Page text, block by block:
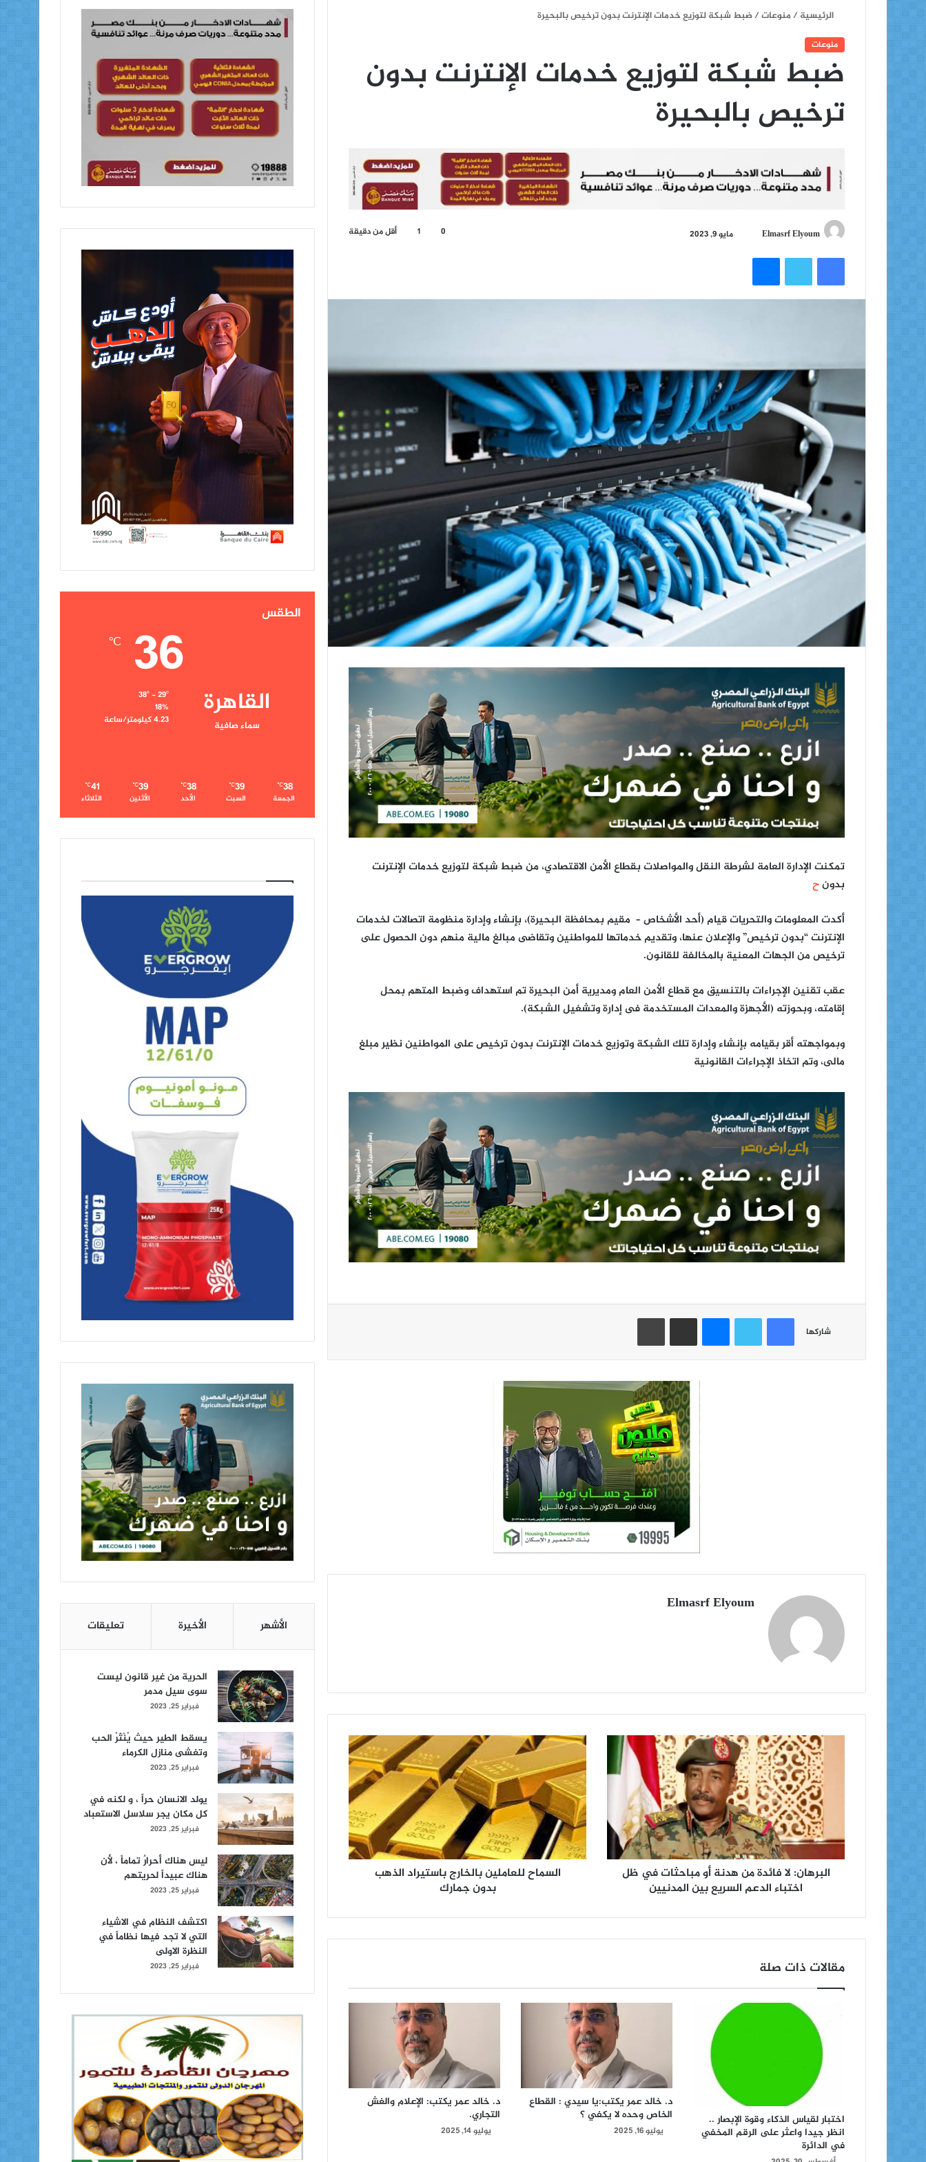
الرئيسية/منوعات/ضبط شبكة لتوزيع خدمات الإنترنت بدون ترخيص بالبحيرة
منوعات
ضبط شبكة لتوزيع خدمات الإنترنت بدون
ترخيص بالبحيرة
Elmasrf Elyoum
ب
إ
ل
ك
ن
ي
ا
مايو 9, 2023 0
1 أقل من دقيقة
فيسبوك
تمكنت الإدارة العامة لشرطة النقل والمواصلات بقطاع الأمن الاقتصادي، من ضبط شبكة لتوزيع خدمات الإنترنت
بدونح
أكدت المعلومات والتحريات قيام (أحد الأشخاص – مقيم بمحافظة البحيرة)، بإنشاء وإدارة منظومة اتصالات لخدمات
الإنترنت “بدون ترخيص” والإعلان عنها، وتقديم خدماتها للمواطنين وتقاضى مبالغ مالية منهم دون الحصول على
ترخيص من الجهات المعنية بالمخالفة للقانون.
عقب تقنين الإجراءات بالتنسيق مع قطاع الأمن العام ومديرية أمن البحيرة تم استهداف وضبط المتهم بمحل
إقامته، وبحوزته (الأجهزة والمعدات المستخدمة فى إدارة وتشغيل الشبكة).
وبمواجهته أقر بقيامه بإنشاء وإدارة تلك الشبكة وتوزيع خدمات الإنترنت بدون ترخيص على المواطنين نظير مبلغ
مالى، وتم اتخاذ الإجراءات القانونية
شاركها
فيسبوك مشاركة عبر البريد
Elmasrf Elyoum
البرهان: لا فائدة من هدنة أو مباحثات في ظل
اختباء الدعم السريع بين المدنيين
السماح للعاملين بالخارج باستيراد الذهب
بدون جمارك
مقالات ذات صلة
اختبار لقياس الذكاء وقوة الإبصار ..
انظر جيدا واعثر على الرقم المخفي
في الدائرة
د. خالد عمر يكتب:يا سيدي : القطاع
الخاص وحده لا يكفي ؟
يوليو 16, 2025
د. خالد عمر يكتب: الإعلام والغش
التجاري.
يوليو 14, 2025
الطقس
القاهرة
سماء صافية
36
℃
18%
4.23 كيلومتر/ساعة
38
℃
الجمعة
39
℃
السبت
38
℃
الأحد
39
℃
الأثنين
41
℃
الثلاثاء
الأشهر الأخيرة تعليقات
الحرية من غير قانون ليست
سوى سيل مدمر
فبراير 25, 2023
يسقط الطير حيث يُنْثَرُ الحب
وتغشى منازل الكرماء
فبراير 25, 2023
يولد الانسان حراً ، و لكنه في
كل مكان يجر سلاسل الاستعباد
فبراير 25, 2023
ليس هناك أحرارٌ تماماً ، لأن
هناك عبيداً لحريتهم
فبراير 25, 2023
اكتشف النظام في الاشياء
التي لا تجد فيها نظاماً في
النظرة الاولى
فبراير 25, 2023